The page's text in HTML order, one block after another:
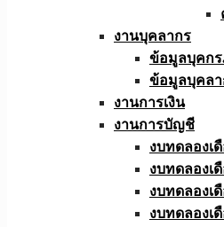
งานบุคลากร
ข้อมูลบุคกร
ข้อมูลบุคลา
งานการเงิน
งานการบัญชี
งบทดลองเ
งบทดลองเ
งบทดลองเ
งบทดลองเ